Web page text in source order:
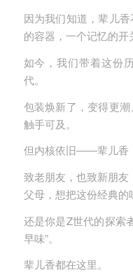
因为我们知道，辈儿
的容器，一个记忆的开
如今，我们带着这份
代。
包装焕新了，变得更
触手可及。
但内核依旧——辈儿香
致老朋友，也致新朋友
父母，想把这份经典的
还是你是Z世代的探索
早味”。
辈儿香都在这里。